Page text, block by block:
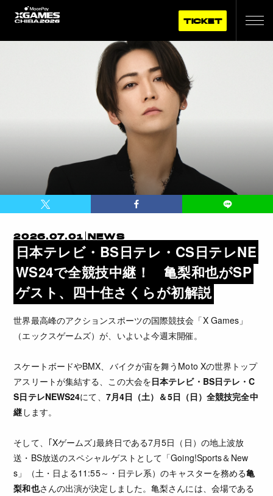
TICKET
2026.07.01 NEWS
日本テレビ・BS日テレ・CS日テレNE
WS24で全競技中継！ 亀梨和也がSP
ゲスト、四十住さくらが初解説
世界最高峰のアクションスポーツの国際競技会「X Games」
（エックスゲームズ）が、いよいよ今週末開催。
スケートボードやBMX、バイクが宙を舞うMoto Xの世界トップ
アスリートが集結する、この大会を日本テレビ・BS日テレ・C
S日テレNEWS24にて、 7月4日（土）＆5日（日）全競技完全中
継 します。
そして、｢Xゲームズ｣最終日である7月5日（日）の地上波放
送・BS放送のスペシャルゲストとして「Going!Sports＆New
s」（土・日よる11:55～・日テレ系）のキャスターを務める亀
梨和也さんの出演が決定しました。亀梨さんには、会場である